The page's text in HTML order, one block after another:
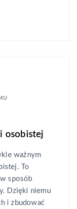
osobistej
ważnym
To
sposób
Dzięki niemu
i zbudować